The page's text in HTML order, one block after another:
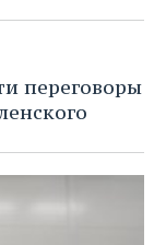
переговоры